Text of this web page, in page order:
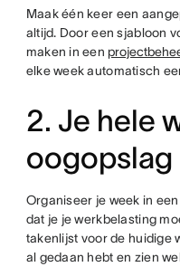
Maak één keer een
altijd. Door een sjabloon
maken in een
elke week automatisch
2. Je hele
oogopslag
Organiseer je week in
dat je je werkbelasting
takenlijst voor de huidige
al gedaan hebt en zien